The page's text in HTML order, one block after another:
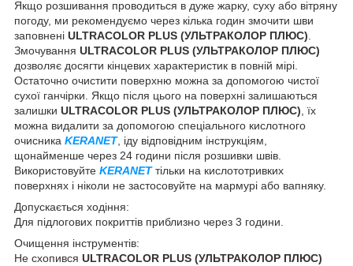
Якщо розшивання проводиться в дуже жарку, суху або вітряну
погоду, ми рекомендуємо через кілька годин змочити шви
заповнені ULTRACOLOR PLUS (УЛЬТРАКОЛОР ПЛЮС)
Змочування ULTRACOLOR PLUS (УЛЬТРАКОЛОР ПЛЮС)
дозволяє досягти кінцевих характеристик в повній мірі.
Остаточно очистити поверхню можна за допомогою чистої
сухої ганчірки. Якщо після цього на поверхні залишаються
залишки ULTRACOLOR PLUS (УЛЬТРАКОЛОР ПЛЮС) , їх
можна видалити за допомогою спеціального кислотного
очисника KERANET, іду відповідним інструкціям,
щонайменше через 24 години після розшивки швів.
Використовуйте KERANETтільки на кислототривких
поверхнях і ніколи не застосовуйте на мармурі або вапняку.
Допускається ходіння:
Для підлогових покриттів приблизно через 3 години.
Очищення інструментів:
Не схопився ULTRACOLOR PLUS (УЛЬТРАКОЛОР ПЛЮС)